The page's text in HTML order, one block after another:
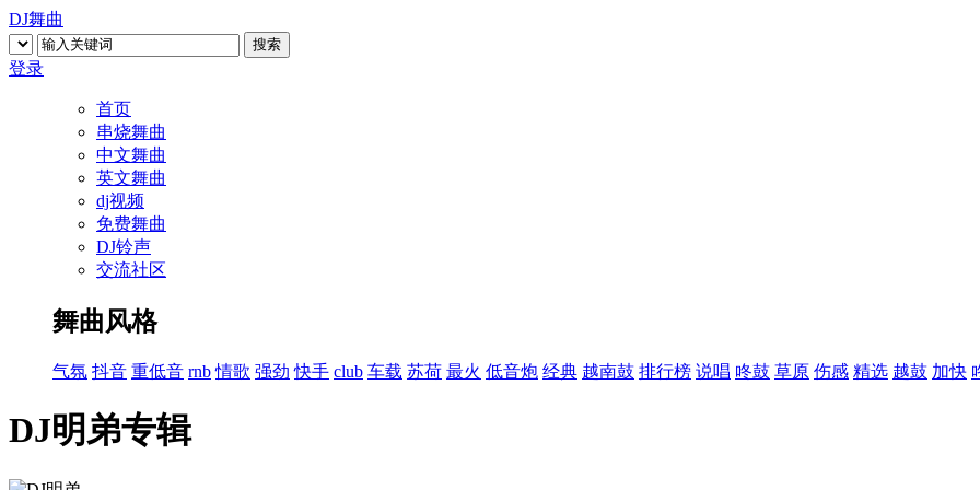
DJ舞曲
搜索
登录
首页
串烧舞曲
中文舞曲
英文舞曲
dj视频
免费舞曲
DJ铃声
交流社区
舞曲风格
气氛 抖音 重低音 rnb 情歌 强劲 快手 club 车载 苏荷 最火 低音炮 经典 越南鼓 排行榜 说唱 咚鼓 草原 伤感 精选 越鼓 加快
DJ明弟专辑